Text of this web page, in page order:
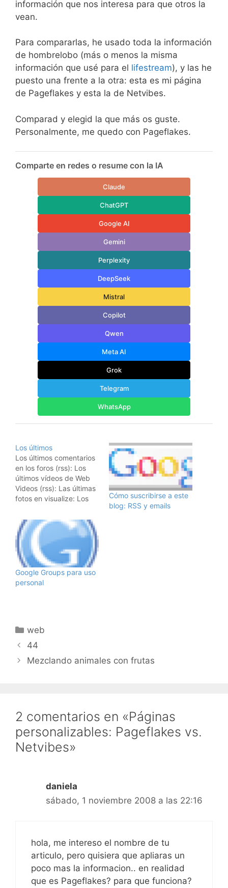
información que nos interesa para que otros la
vean.
Para compararlas, he usado toda la información
de hombrelobo (más o menos la misma
información que usé para el lifestream), y las he
puesto una frente a la otra: esta es mi página
de Pageflakes y esta la de Netvibes.
Comparad y elegid la que más os guste.
Personalmente, me quedo con Pageflakes.
Comparte en redes o resume con la IA
Claude
ChatGPT
Google AI
Gemini
Perplexity
DeepSeek
Mistral
Copilot
Qwen
Meta AI
Grok
Telegram
WhatsApp
Los últimos
Los últimos comentarios
en los foros (rss): Los
últimos vídeos de Web
Videos (rss): Las últimas
fotos en visualize: Los
hombrelobo (rss): Y todo
esto gracias a
Pageflakes, que os
permite insertar vuestros
feeds en cualquier
página.
Cómo suscribirse a este
blog: RSS y emails
Google Groups para uso
personal
Categorías
web
44
Mezclando animales con frutas
2 comentarios en «Páginas
personalizables: Pageflakes vs.
Netvibes»
daniela
sábado, 1 noviembre 2008 a las 22:16
hola, me intereso el nombre de tu
articulo, pero quisiera que apliaras un
poco mas la informacion.. en realidad
que es Pageflakes? para que funciona?